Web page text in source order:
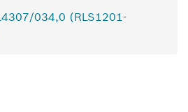
034,0 (RLS1201-